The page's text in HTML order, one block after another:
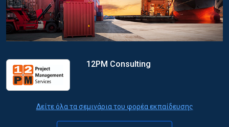
12PM Consulting
Δείτε όλα τα σεμινάρια του φορέα εκπαίδευσης